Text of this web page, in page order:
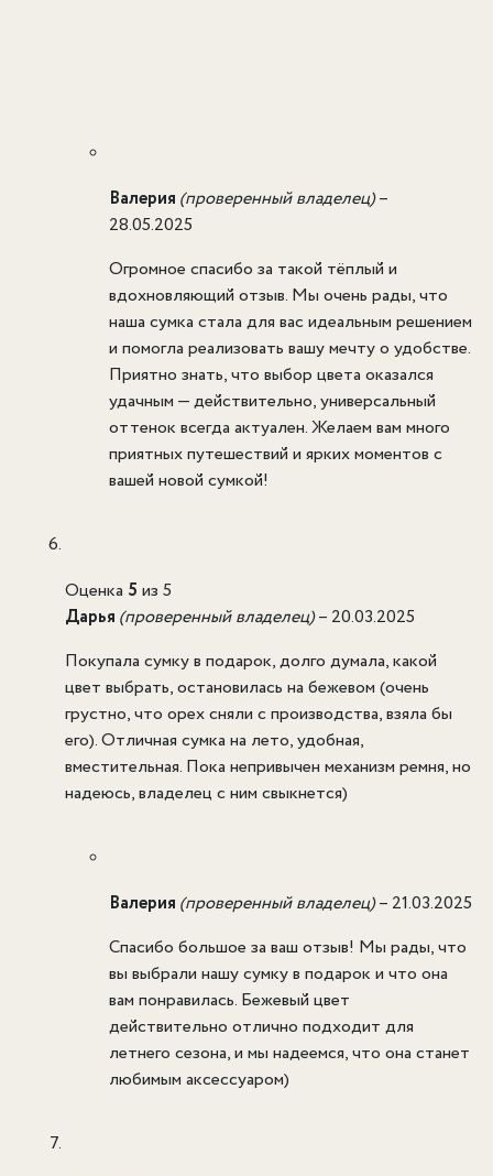
Валерия (проверенный владелец)–
28.05.2025
Огромное спасибо за такой тёплый и
вдохновляющий отзыв. Мы очень рады, что
наша сумка стала для вас идеальным решением
и помогла реализовать вашу мечту о удобстве.
Приятно знать, что выбор цвета оказался
удачным — действительно, универсальный
оттенок всегда актуален. Желаем вам много
приятных путешествий и ярких моментов с
вашей новой сумкой!
Оценка 5 из 5
Дарья (проверенный владелец)– 20.03.2025
Покупала сумку в подарок, долго думала, какой
цвет выбрать, остановилась на бежевом (очень
грустно, что орех сняли с производства, взяла бы
его). Отличная сумка на лето, удобная,
вместительная. Пока непривычен механизм ремня, но
надеюсь, владелец с ним свыкнется)
Валерия (проверенный владелец)– 21.03.2025
Спасибо большое за ваш отзыв! Мы рады, что
вы выбрали нашу сумку в подарок и что она
вам понравилась. Бежевый цвет
действительно отлично подходит для
летнего сезона, и мы надеемся, что она станет
любимым аксессуаром)